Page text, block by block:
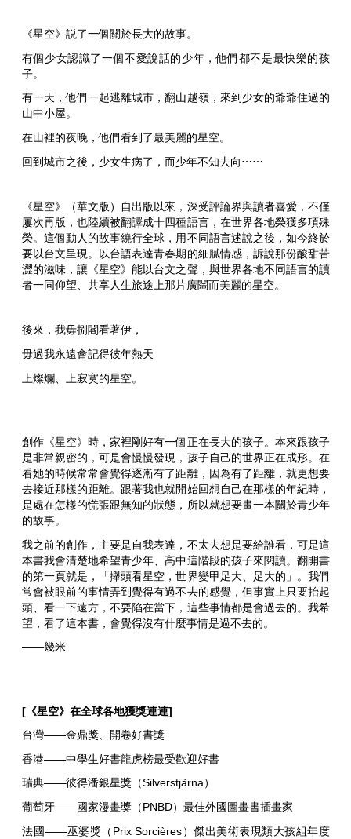
《星空》説了一個關於長大的故事。
有個少女認識了一個不愛說話的少年，他們都不是最快樂的孩
子。
有一天，他們一起逃離城市，翻山越嶺，來到少女的爺爺住過的
山中小屋。
在山裡的夜晚，他們看到了最美麗的星空。
回到城市之後，少女生病了，而少年不知去向⋯⋯
《星空》（華文版）自出版以來，深受評論界與讀者喜愛，不僅
屢次再版，也陸續被翻譯成十四種語言，在世界各地榮獲多項殊
榮。這個動人的故事繞行全球，用不同語言述說之後，如今終於
要以台文呈現。以台語表達青春期的細膩情感，訴說那份酸甜苦
澀的滋味，讓《星空》能以台文之聲，與世界各地不同語言的讀
者一同仰望、共享人生旅途上那片廣闊而美麗的星空。
後來，我毋捌閣看著伊，
毋過我永遠會記得彼年熱天
上燦爛、上寂寞的星空。
創作《星空》時，家裡剛好有一個正在長大的孩子。本來跟孩子
是非常親密的，可是會慢慢發現，孩子自己的世界正在成形。在
看她的時候常常會覺得逐漸有了距離，因為有了距離，就更想要
去接近那樣的距離。跟著我也就開始回想自己在那樣的年紀時，
是處在怎樣的慌張跟無知的狀態，所以就想要畫一本關於青少年
的故事。
我之前的創作，主要是自我表達，不太去想是要給誰看，可是這
本書我會清楚地希望青少年、高中這階段的孩子來閱讀。翻開書
的第一頁就是，「攑頭看星空，世界變甲足大、足大的」。我們
常會被眼前的事情弄到覺得有過不去的感覺，但事實上只要抬起
頭、看一下遠方，不要陷在當下，這些事情都是會過去的。我希
望，看了這本書，會覺得沒有什麼事情是過不去的。
——幾米
[《星空》在全球各地獲獎連連]
台灣——金鼎獎、開卷好書獎
香港——中學生好書龍虎榜最受歡迎好書
瑞典——彼得潘銀星獎（Silverstjärna）
葡萄牙——國家漫畫獎（PNBD）最佳外國圖畫書插畫家
法國——巫婆獎（Prix Sorcières）傑出美術表現類大孩組年度